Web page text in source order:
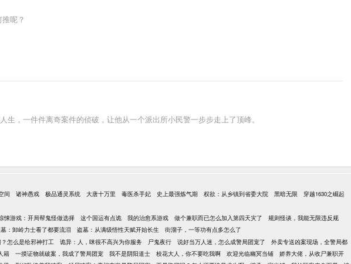
呢？
，一件件离奇案件的侦破，让他从一个派出所小民警一步步走上了顶峰。
间 诸神愚戏 极品通灵系统 大唐十万里 毒医杀手妃 史上最强炼气期 权欲：从乡镇到省委大院 黑暗无限
穿越1630之崛起
悚游戏：开局帮鬼怪做选择 这个国运有点诡 我的治愈系游戏 做个兼职而已怎么加入第四天灾了
规则怪谈，我能无限违反规
：卸岭力士看了都要流泪 盗墓：从满级悟性天赋开始长生 街溜子，一等功有点多怎么了
？怎么是给邪神打工 诡异：人，咪很不高兴为你服务 尸鬼夜行 说好当万人迷，怎么成警局团宠了
外卖专送凶案现场，全警局都
籍 一摸证物就破案，我成了警局团宠 我不是阴阳道士 校花大人，你不要吃我啊 欢迎光临幽冥当铺
娇养大佬，从收尸兼职开